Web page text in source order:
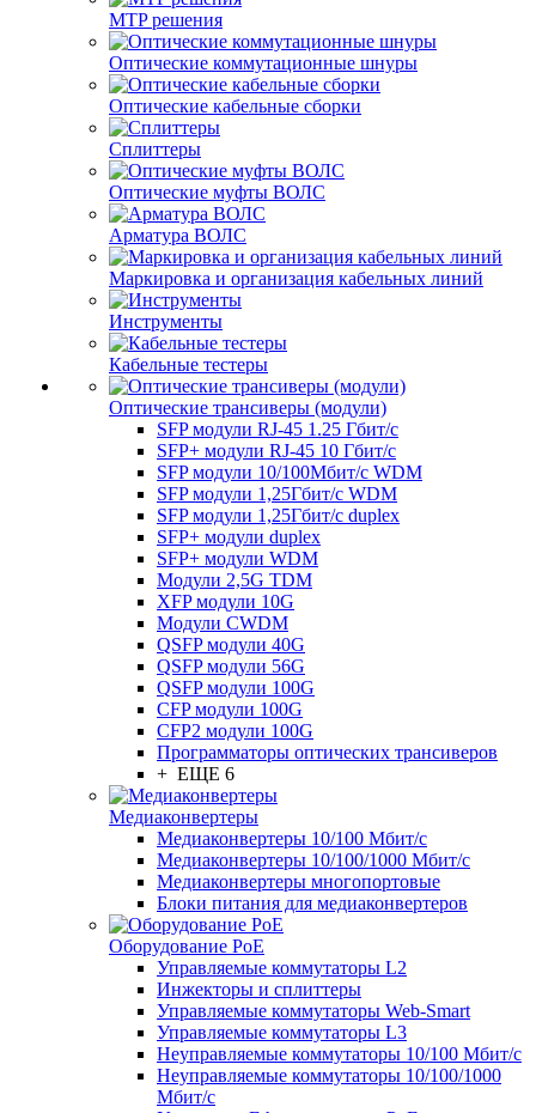
MTP решения
Оптические коммутационные шнуры
Оптические кабельные сборки
Сплиттеры
Оптические муфты ВОЛС
Арматура ВОЛС
Маркировка и организация кабельных линий
Инструменты
Кабельные тестеры
Оптические трансиверы (модули)
SFP модули RJ-45 1.25 Гбит/c
SFP+ модули RJ-45 10 Гбит/c
SFP модули 10/100Мбит/с WDM
SFP модули 1,25Гбит/с WDM
SFP модули 1,25Гбит/с duplex
SFP+ модули duplex
SFP+ модули WDM
Модули 2,5G TDM
XFP модули 10G
Модули CWDM
QSFP модули 40G
QSFP модули 56G
QSFP модули 100G
CFP модули 100G
CFP2 модули 100G
Программаторы оптических трансиверов
+ ЕЩЕ 6
Медиаконвертеры
Медиаконвертеры 10/100 Мбит/с
Медиаконвертеры 10/100/1000 Мбит/c
Медиаконвертеры многопортовые
Блоки питания для медиаконвертеров
Оборудование PoE
Управляемые коммутаторы L2
Инжекторы и сплиттеры
Управляемые коммутаторы Web-Smart
Управляемые коммутаторы L3
Неуправляемые коммутаторы 10/100 Мбит/с
Неуправляемые коммутаторы 10/100/1000
Мбит/с